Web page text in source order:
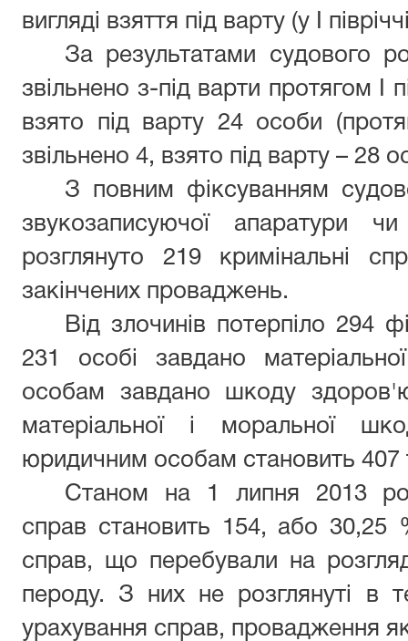
вигляді взяття під варту (у І
За результатами судового
звільнено з-під варти протягом І
взято під варту 24 особи
звільнено 4, взято під варту – 28
З повним фіксуванням
звукозаписуючої апаратури
розглянуто 219 кримінальні
закінчених проваджень.
Від злочинів потерпіло 294
231 особі завдано
особам завдано шкоду
матеріальної і моральної
юридичним особам становить 407
Станом на 1 липня 2013
справ становить 154, або 30,25
справ, що перебували на
пероду. З них не розглянуті в
урахування справ, провадження